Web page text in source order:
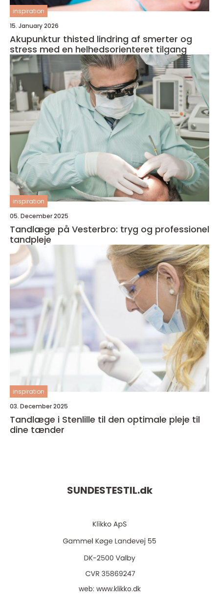
inspiration
15. January 2026
Akupunktur thisted lindring af smerter og
stress med en helhedsorienteret tilgang
inspiration
05. December 2025
Tandlæge på Vesterbro: tryg og professionel
tandpleje
inspiration
03. December 2025
Tandlæge i Stenlille til den optimale pleje til
dine tænder
SUNDESTESTIL.dk
web: www.klikko.dk